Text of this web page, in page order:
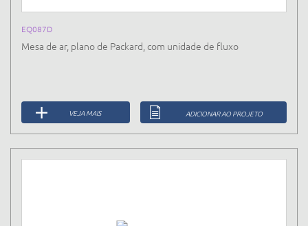
EQ087D
Mesa de ar, plano de Packard, com unidade de fluxo
VEJA MAIS ADICIONAR AO PROJETO